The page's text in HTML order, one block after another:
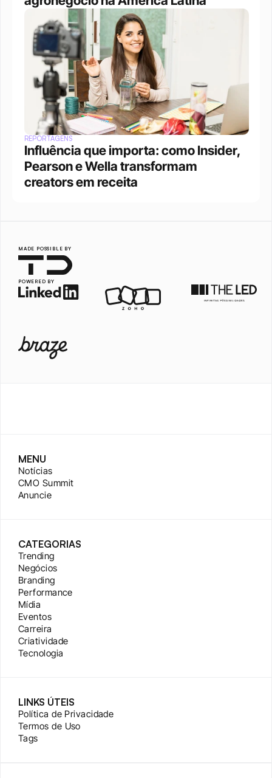
REPORTAGENS
Influência que importa: como Insider,
Pearson e Wella transformam
creators em receita
MADE POSSIBLE BY
POWERED BY
MENU
Notícias
CMO Summit
Anuncie
CATEGORIAS
Trending
Negócios
Branding
Performance
Mídia
Eventos
Carreira
Criatividade
Tecnologia
LINKS ÚTEIS
Política de Privacidade
Termos de Uso
Tags